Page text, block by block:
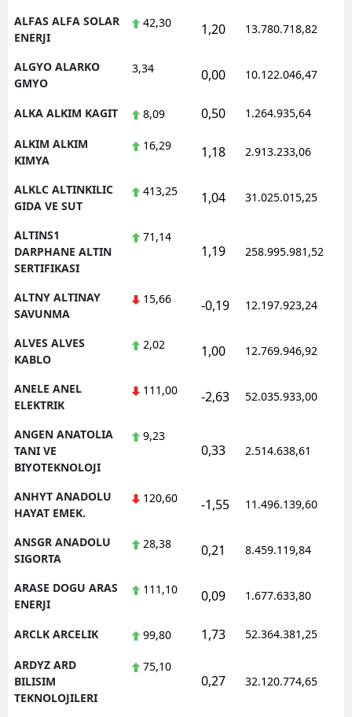
ALFAS ALFA SOLAR
ENERJI
42,30 1,20 13.780.718,82
ALGYO ALARKO
GMYO
3,34 0,00 10.122.046,47
ALKA ALKIM KAGIT 8,09 0,50 1.264.935,64
ALKIM ALKIM
KIMYA
16,29 1,18 2.913.233,06
ALKLC ALTINKILIC
GIDA VE SUT
413,25 1,04 31.025.015,25
ALTINS1
DARPHANE ALTIN
SERTIFIKASI
71,14
1,19 258.995.981,52
ALTNY ALTINAY
SAVUNMA
15,66 -0,19 12.197.923,24
ALVES ALVES
KABLO
2,02 1,00 12.769.946,92
ANELE ANEL
ELEKTRIK
111,00 -2,63 52.035.933,00
ANGEN ANATOLIA
TANI VE
BIYOTEKNOLOJI
9,23
0,33 2.514.638,61
ANHYT ANADOLU
HAYAT EMEK.
120,60 -1,55 11.496.139,60
ANSGR ANADOLU
SIGORTA
28,38 0,21 8.459.119,84
ARASE DOGU ARAS
ENERJI
111,10 0,09 1.677.633,80
ARCLK ARCELIK 99,80 1,73 52.364.381,25
ARDYZ ARD
BILISIM
TEKNOLOJILERI
75,10
0,27 32.120.774,65